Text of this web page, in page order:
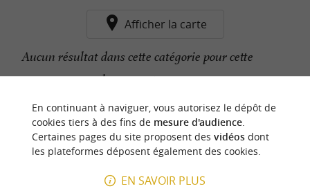
Afficher la carte
Aucun résultat dans cette catégorie pour cette
commune pour le moment...
n
o
t
r
e
c
o
u
p
d
e
c
o
e
u
r
En continuant à naviguer, vous autorisez le dépôt de
cookies tiers à des fins de mesure d'audience.
Certaines pages du site proposent des vidéosdont
les plateformes déposent également des cookies.
EN SAVOIR PLUS